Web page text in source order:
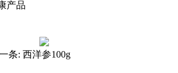
产品
条: 西洋参100g